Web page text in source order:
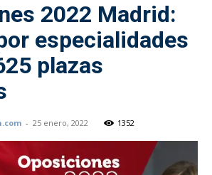
2022 Madrid:
especialidades
plazas
- 25 enero, 2022 1352